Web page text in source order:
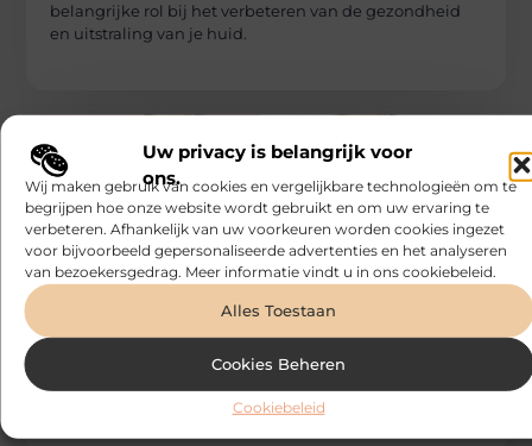
Uw privacy is belangrijk voor
ons.
Wij maken gebruik van cookies en vergelijkbare technologieën om te
begrijpen hoe onze website wordt gebruikt en om uw ervaring te
verbeteren. Afhankelijk van uw voorkeuren worden cookies ingezet
voor bijvoorbeeld gepersonaliseerde advertenties en het analyseren
van bezoekersgedrag. Meer informatie vindt u in ons cookiebeleid.
Alles Toestaan
Cookies Beheren
Cookiebeleid
belangrijke rol bij het verbeteren van de gezondheid
en uitstraling van je huid.
BEAUTY EN VERZORGING
Waarom collageen drinken bijdraagt aan
sterk haar en gezonde nagels
meteen aan huidverzorging, maar collageen drinken
doet veel meer dan dat. Het ondersteunt ook de